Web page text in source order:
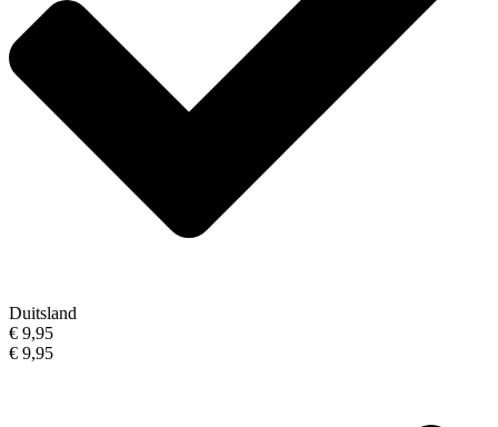
Duitsland
€ 9,95
€ 9,95